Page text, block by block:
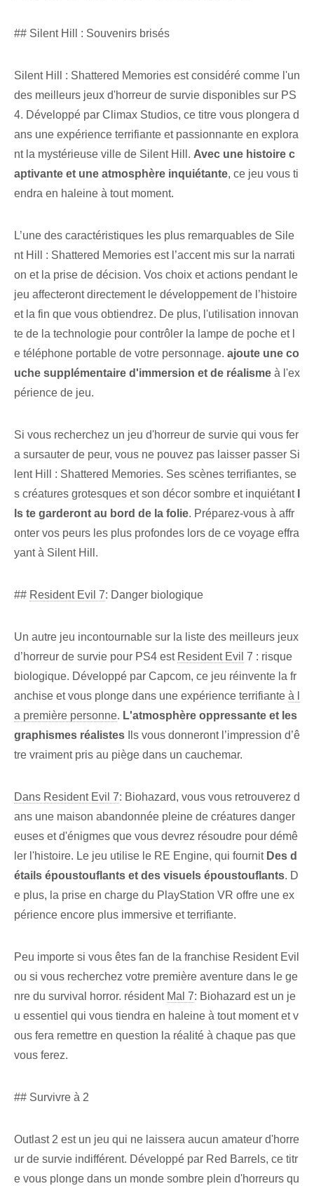
## Silent Hill : Souvenirs brisés
Silent Hill : Shattered Memories est considéré comme l'un
des meilleurs jeux d'horreur de survie disponibles sur PS
4. Développé par Climax Studios, ce titre vous plongera d
ans une expérience terrifiante et passionnante en explora
nt la mystérieuse ville de Silent Hill. Avec une histoire c
aptivante et une atmosphère inquiétante, ce jeu vous ti
endra en haleine à tout moment.
L’une des caractéristiques les plus remarquables de Sile
nt Hill : Shattered Memories est l’accent mis sur la narrati
on et la prise de décision. Vos choix et actions pendant le
jeu affecteront directement le développement de l’histoire
et la fin que vous obtiendrez. De plus, l'utilisation innovan
te de la technologie pour contrôler la lampe de poche et l
e téléphone portable de votre personnage. ajoute une co
uche supplémentaire d'immersion et de réalisme à l'ex
périence de jeu.
Si vous recherchez un jeu d'horreur de survie qui vous fer
a sursauter de peur, vous ne pouvez pas laisser passer Si
lent Hill : Shattered Memories. Ses scènes terrifiantes, se
s créatures grotesques et son décor sombre et inquiétant
ls te garderont au bord de la folie. Préparez-vous à affr
onter vos peurs les plus profondes lors de ce voyage effra
yant à Silent Hill.
## Resident Evil 7: Danger biologique
Un autre jeu incontournable sur la liste des meilleurs jeux
d’horreur de survie pour PS4 est Resident Evil 7 : risque
biologique. Développé par Capcom, ce jeu réinvente la fr
anchise et vous plonge dans une expérience terrifiante à l
a première personne. L'atmosphère oppressante et les
graphismes réalistes Ils vous donneront l’impression d’ê
tre vraiment pris au piège dans un cauchemar.
Dans Resident Evil 7: Biohazard, vous vous retrouverez d
ans une maison abandonnée pleine de créatures danger
euses et d'énigmes que vous devrez résoudre pour démê
ler l'histoire. Le jeu utilise le RE Engine, qui fournit Des d
étails époustouflants et des visuels époustouflants. D
e plus, la prise en charge du PlayStation VR offre une ex
périence encore plus immersive et terrifiante.
Peu importe si vous êtes fan de la franchise Resident Evil
ou si vous recherchez votre première aventure dans le ge
nre du survival horror. résident Mal 7: Biohazard est un je
u essentiel qui vous tiendra en haleine à tout moment et v
ous fera remettre en question la réalité à chaque pas que
vous ferez.
## Survivre à 2
Outlast 2 est un jeu qui ne laissera aucun amateur d'horre
ur de survie indifférent. Développé par Red Barrels, ce titr
e vous plonge dans un monde sombre plein d'horreurs qu